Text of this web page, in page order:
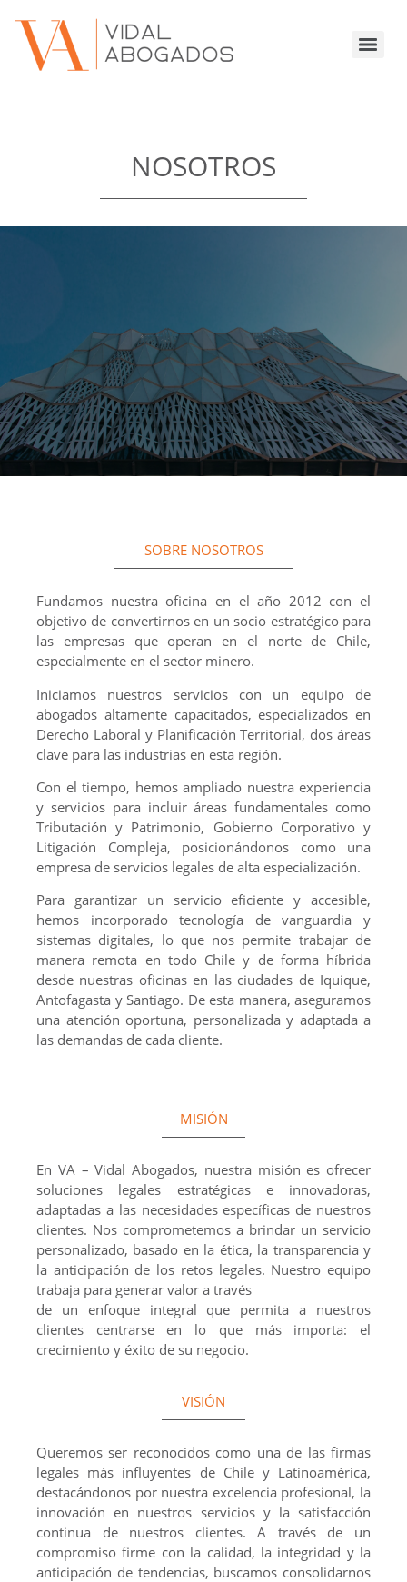
NOSOTROS
SOBRE NOSOTROS
Fundamos nuestra oficina en el año 2012 con el
objetivo de convertirnos en un socio estratégico para
las empresas que operan en el norte de Chile,
especialmente en el sector minero.
Iniciamos nuestros servicios con un equipo de
abogados altamente capacitados, especializados en
Derecho Laboral y Planificación Territorial, dos áreas
clave para las industrias en esta región.
Con el tiempo, hemos ampliado nuestra experiencia
y servicios para incluir áreas fundamentales como
Tributación y Patrimonio, Gobierno Corporativo y
Litigación Compleja, posicionándonos como una
empresa de servicios legales de alta especialización.
Para garantizar un servicio eficiente y accesible,
hemos incorporado tecnología de vanguardia y
sistemas digitales, lo que nos permite trabajar de
manera remota en todo Chile y de forma híbrida
desde nuestras oficinas en las ciudades de Iquique,
Antofagasta y Santiago. De esta manera, aseguramos
una atención oportuna, personalizada y adaptada a
las demandas de cada cliente.
MISIÓN
En VA – Vidal Abogados, nuestra misión es ofrecer
soluciones legales estratégicas e innovadoras,
adaptadas a las necesidades específicas de nuestros
clientes. Nos comprometemos a brindar un servicio
personalizado, basado en la ética, la transparencia y
la anticipación de los retos legales. Nuestro equipo
trabaja para generar valor a través
de un enfoque integral que permita a nuestros
clientes centrarse en lo que más importa: el
crecimiento y éxito de su negocio.
VISIÓN
Queremos ser reconocidos como una de las firmas
legales más influyentes de Chile y Latinoamérica,
destacándonos por nuestra excelencia profesional, la
innovación en nuestros servicios y la satisfacción
continua de nuestros clientes. A través de un
compromiso firme con la calidad, la integridad y la
anticipación de tendencias, buscamos consolidarnos